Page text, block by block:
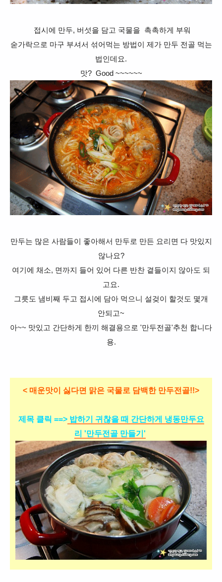
접시에 만두, 버섯을 담고 국물을 촉촉하게 부워
숟가락으로 마구 부셔서 섞어먹는 방법이 제가 만두 전골 먹는
법인데요.
맛? Good ~~~~~~
만두는 많은 사람들이 좋아해서 만두로 만든 요리면 다 맛있지
않나요?
여기에 채소, 면까지 들어 있어 다른 반찬 곁들이지 않아도 되
고요.
그릇도 냄비째 두고 접시에 담아 먹으니 설겆이 할것도 몇개
안되고~
아~~ 맛있고 간단하게 한끼 해결용으로 '만두전골'추천 합니다
용.
< 매운맛이 싫다면 맑은 국물로 담백한 만두전골!!>
제목 클릭 ==>밥하기 귀찮을 때 간단하게 냉동만두요
리 '만두전골 만들기'